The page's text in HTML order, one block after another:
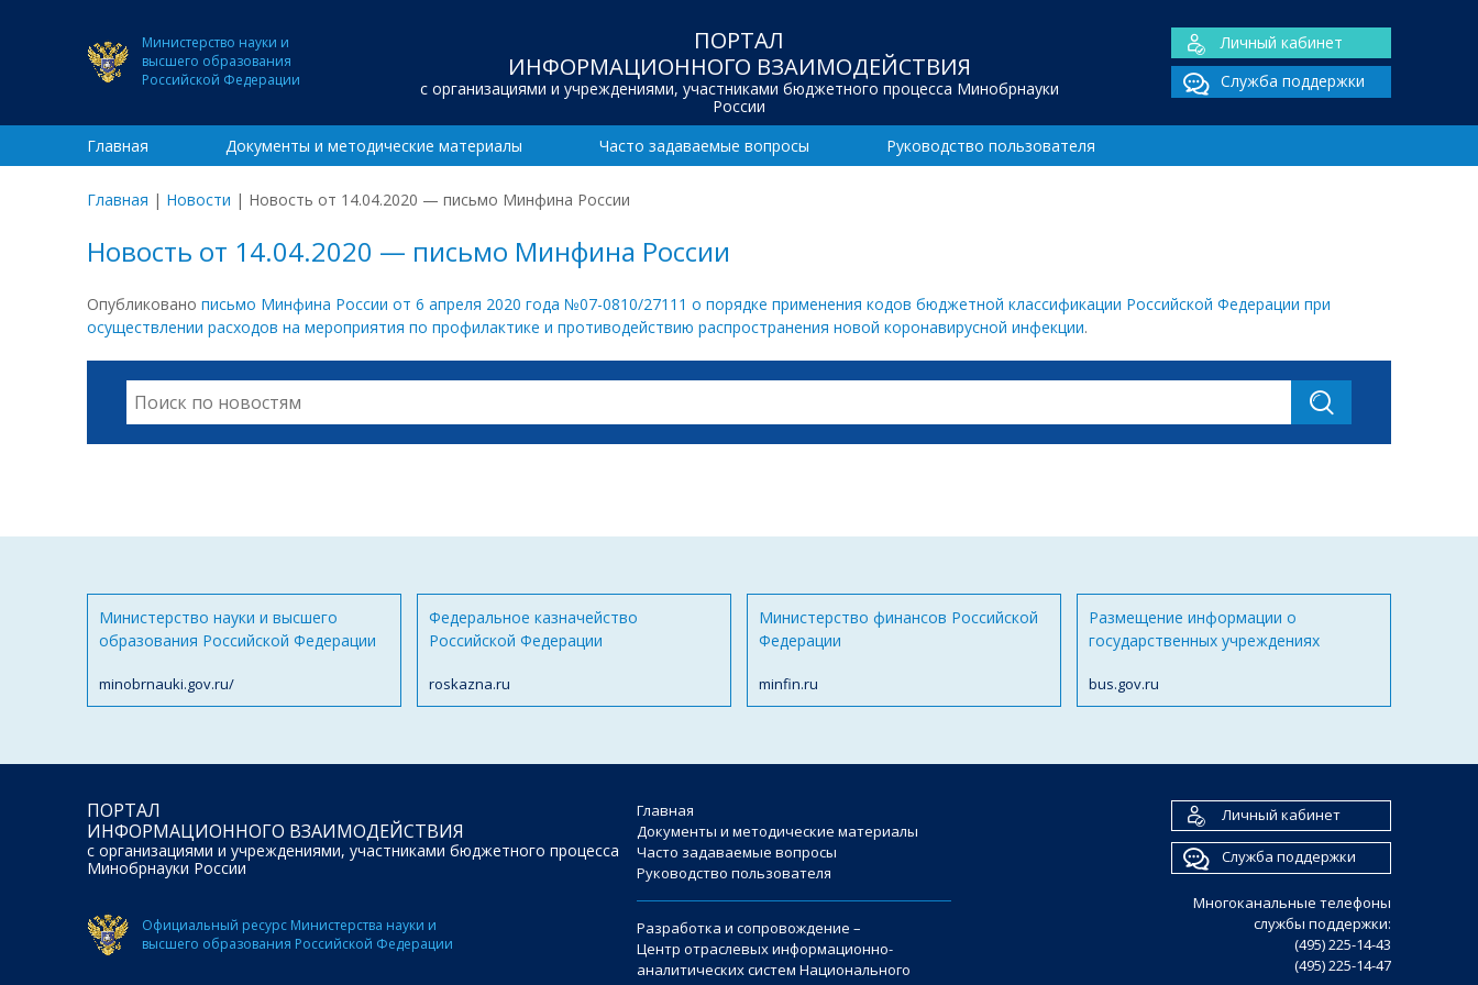
Министерство науки и
высшего образования
Российской Федерации
ПОРТАЛ
ИНФОРМАЦИОННОГО ВЗАИМОДЕЙСТВИЯ
с организациями и учреждениями, участниками бюджетного процесса Минобрнауки
России
Личный кабинет
Служба поддержки
Главная Документы и методические материалы Часто задаваемые вопросы Руководство пользователя
Главная | Новости | Новость от 14.04.2020 — письмо Минфина России
Новость от 14.04.2020 — письмо Минфина России
Опубликовано письмо Минфина России от 6 апреля 2020 года №07-0810/27111 о порядке применения кодов бюджетной классификации Российской Федерации при
осуществлении расходов на мероприятия по профилактике и противодействию распространения новой коронавирусной инфекции.
Министерство науки и высшего
образования Российской Федерации
minobrnauki.gov.ru/
Федеральное казначейство
Российской Федерации
roskazna.ru
Министерство финансов Российской
Федерации
minfin.ru
Размещение информации о
государственных учреждениях
bus.gov.ru
ПОРТАЛ
ИНФОРМАЦИОННОГО ВЗАИМОДЕЙСТВИЯ
с организациями и учреждениями, участниками бюджетного процесса
Минобрнауки России
Официальный ресурс Министерства науки и
высшего образования Российской Федерации
Главная
Документы и методические материалы
Часто задаваемые вопросы
Руководство пользователя
Разработка и сопровождение –
Центр отраслевых информационно-
аналитических систем Национального
Личный кабинет
Служба поддержки
Многоканальные телефоны
службы поддержки:
(495) 225-14-43
(495) 225-14-47